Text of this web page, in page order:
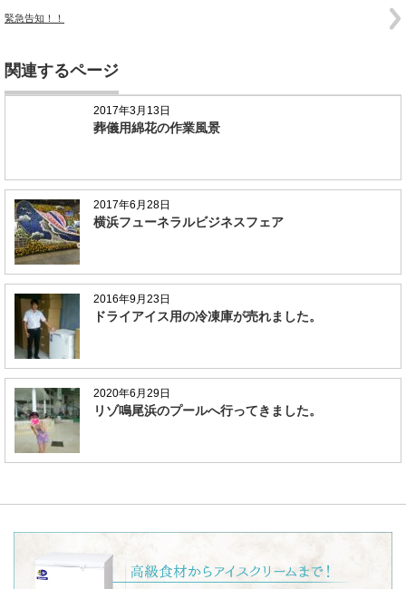
緊急告知！！
関連するページ
2017年3月13日
葬儀用綿花の作業風景
2017年6月28日
横浜フューネラルビジネスフェア
2016年9月23日
ドライアイス用の冷凍庫が売れました。
2020年6月29日
リゾ鳴尾浜のプールへ行ってきました。